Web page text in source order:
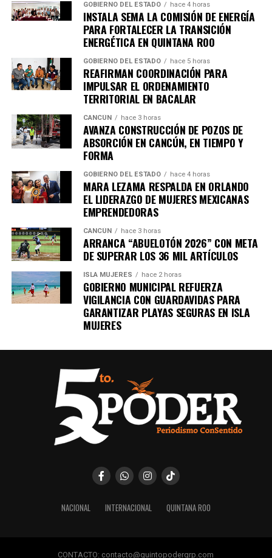
GOBIERNO DEL ESTADO hace 4 horas
INSTALA SEMA LA COMISIÓN DE ENERGÍA
PARA FORTALECER LA TRANSICIÓN
ENERGÉTICA EN QUINTANA ROO
GOBIERNO DEL ESTADO hace 5 horas
REAFIRMAN COORDINACIÓN PARA
IMPULSAR EL ORDENAMIENTO
TERRITORIAL EN BACALAR
CANCÚN hace 3 horas
AVANZA CONSTRUCCIÓN DE POZOS DE
ABSORCIÓN EN CANCÚN, EN TIEMPO Y
FORMA
GOBIERNO DEL ESTADO hace 4 horas
MARA LEZAMA RESPALDA EN ORLANDO
EL LIDERAZGO DE MUJERES MEXICANAS
EMPRENDEDORAS
CANCÚN hace 3 horas
ARRANCA “ABUELOTÓN 2026” CON META
DE SUPERAR LOS 36 MIL ARTÍCULOS
ISLA MUJERES hace 2 horas
GOBIERNO MUNICIPAL REFUERZA
VIGILANCIA CON GUARDAVIDAS PARA
GARANTIZAR PLAYAS SEGURAS EN ISLA
MUJERES
NACIONAL INTERNACIONAL QUINTANA ROO
CONTACTO: contacto@quintopoderqrp.com